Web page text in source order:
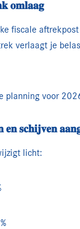
𝐨𝐦𝐥𝐚𝐚𝐠
fiscale
verlaagt je
voor
𝐞𝐧 𝐬𝐜𝐡𝐢𝐣𝐯𝐞𝐧
licht: